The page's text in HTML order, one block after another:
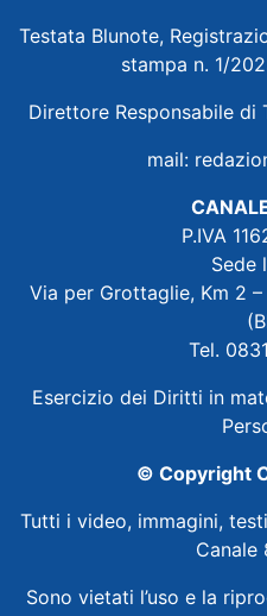
Testata Blunote,
stampa n. 1/
Direttore Responsabile di
mail:
P.IVA
Sede
Via per Grottaglie, Km 2
Tel.
Esercizio dei Diritti in
© Copyright
Tutti i video, immagini,
Canale
Sono vietati l’uso e la